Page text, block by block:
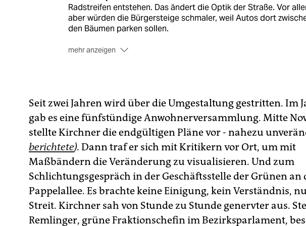
Radstreifen entstehen. Das ändert die Optik der Straße. Vor
aber würden die Bürgersteige schmaler, weil Autos dort
den Bäumen parken sollen.
mehr anzeigen
Der Aktionstag: AmSamstag, 18.12.10, von 15 bis 18 Uhr
demonstrieren Anwohner auf der Kreuzung Kastanienallee,
Oderberger Straße. Dort solle es neben Infos und Glühwein
einen Auftritt von DJ Dr. Motte geben. Weitere Infoshieroder
http://stoppt-kastanienallee21.posterous.com/
Seit zwei Jahren wird über die Umgestaltung gestritten. Im
gab es eine fünfstündige Anwohnerversammlung. Mitte
stellte Kirchner die endgültigen Pläne vor - nahezu
berichtete). Dann traf er sich mit Kritikern vor Ort, um mit
Maßbändern die Veränderung zu visualisieren. Und zum
Schlichtungsgespräch in der Geschäftsstelle der Grünen an
Pappelallee. Es brachte keine Einigung, kein Verständnis,
Streit. Kirchner sah von Stunde zu Stunde genervter aus.
Remlinger, grüne Fraktionschefin im Bezirksparlament,